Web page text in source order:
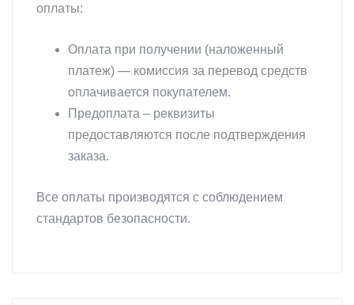
оплаты:
Оплата при получении (наложенный
платеж) — комиссия за перевод средств
оплачивается покупателем.
Предоплата – реквизиты
предоставляются после подтверждения
заказа.
Все оплаты производятся с соблюдением
стандартов безопасности.